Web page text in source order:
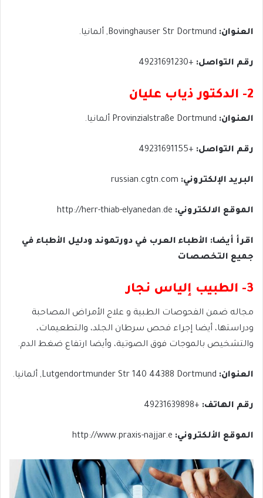
العنوان:
رقم التواصل: +49231691230
2- الدكتور ذياب عليان
العنوان:
رقم التواصل: +49231691155
البريد الإلكتروني:
الموقع الالكتروني:
اقرأ أيضا: الأطباء العرب في دورتموند ودليل الأطباء في
جميع التخصصات
3- الطبيب إلياس نجار
مجاله ضمن الفحوصات الطبية و علاج الأمراض المصاحبة
ودراستها، أيضا إجراء فحص سرطان الجلد، والتطعيمات،
والتشخيص بالموجات فوق الصوتية، وأيضا ارتفاع ضغط الدم.
العنوان:
رقم الهاتف: +49231639898
الموقع الألكتروني: